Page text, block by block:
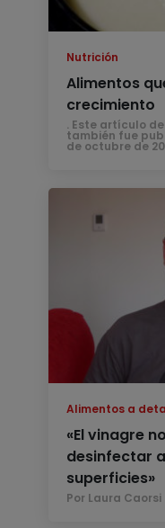
Nutrición
Alimentos
crecimiento
. Este artículo de
también fue
de octubre de
Alimentos a
«El vinagre
desinfectar
superficies»
Por Laura Caorsi